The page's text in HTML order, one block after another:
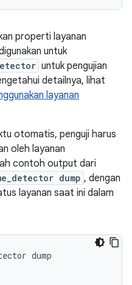
properti layanan
untuk
untuk pengujian
detailnya, lihat
layanan
otomatis, penguji harus
oleh layanan
contoh output dari
dump , dengan
layanan saat ini dalam
dump